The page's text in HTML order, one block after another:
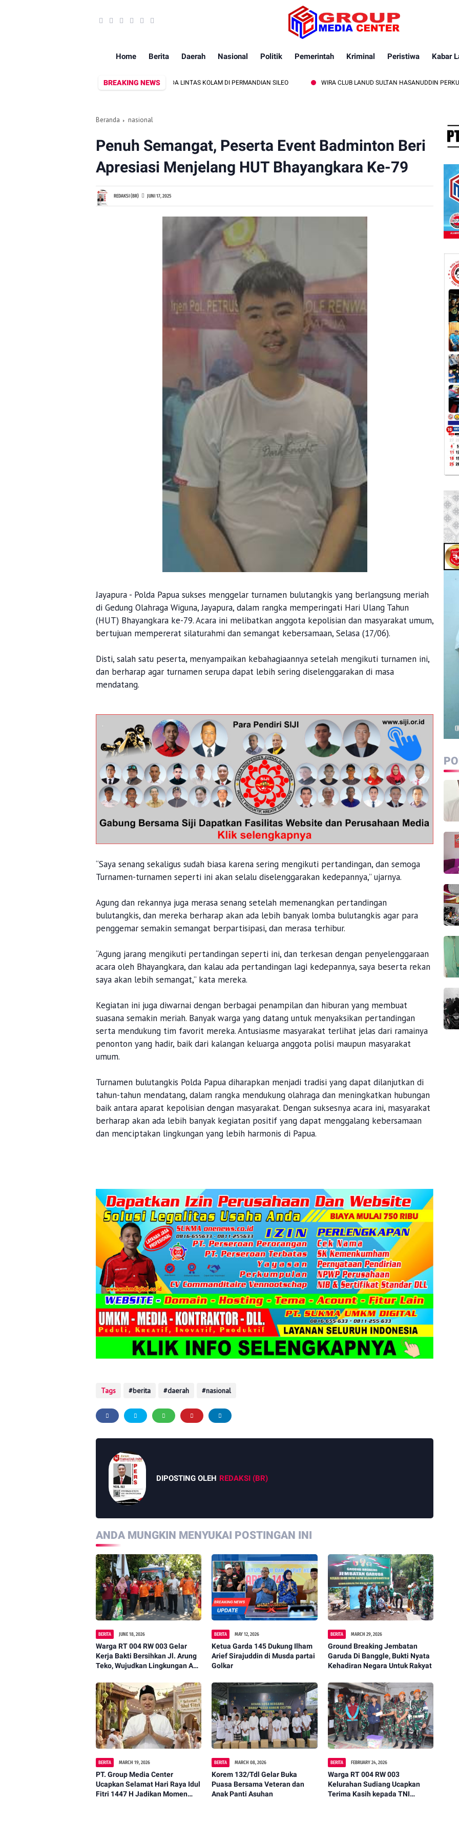
Home Berita Daerah Nasional Politik Pemerintah Kriminal Peristiwa Kabar
BREAKING NEWS
81, KODIM 1409/GOWA GELAR LOMBA SEPEDA LINTAS KOLAM DI PERMANDIAN SILEO WIRA CLUB LANUD SULTAN HASANUDDIN PERKUAT
Beranda nasional
Penuh Semangat, Peserta Event Badminton Beri
Apresiasi Menjelang HUT Bhayangkara Ke-79
REDAKSI (BR) JUNI 17, 2025
Jayapura - Polda Papua sukses menggelar turnamen bulutangkis yang berlangsung meriah
di Gedung Olahraga Wiguna, Jayapura, dalam rangka memperingati Hari Ulang Tahun
(HUT) Bhayangkara ke-79. Acara ini melibatkan anggota kepolisian dan masyarakat umum,
bertujuan mempererat silaturahmi dan semangat kebersamaan, Selasa (17/06).
Disti, salah satu peserta, menyampaikan kebahagiaannya setelah mengikuti turnamen ini,
dan berharap agar turnamen serupa dapat lebih sering diselenggarakan di masa
mendatang.
“Saya senang sekaligus sudah biasa karena sering mengikuti pertandingan, dan semoga
Turnamen-turnamen seperti ini akan selalu diselenggarakan kedepannya,” ujarnya.
Agung dan rekannya juga merasa senang setelah memenangkan pertandingan
bulutangkis, dan mereka berharap akan ada lebih banyak lomba bulutangkis agar para
penggemar semakin semangat berpartisipasi, dan merasa terhibur.
“Agung jarang mengikuti pertandingan seperti ini, dan terkesan dengan penyelenggaraan
acara oleh Bhayangkara, dan kalau ada pertandingan lagi kedepannya, saya beserta rekan
saya akan lebih semangat,” kata mereka.
Kegiatan ini juga diwarnai dengan berbagai penampilan dan hiburan yang membuat
suasana semakin meriah. Banyak warga yang datang untuk menyaksikan pertandingan
serta mendukung tim favorit mereka. Antusiasme masyarakat terlihat jelas dari ramainya
penonton yang hadir, baik dari kalangan keluarga anggota polisi maupun masyarakat
umum.
Turnamen bulutangkis Polda Papua diharapkan menjadi tradisi yang dapat dilanjutkan di
tahun-tahun mendatang, dalam rangka mendukung olahraga dan meningkatkan hubungan
baik antara aparat kepolisian dengan masyarakat. Dengan suksesnya acara ini, masyarakat
berharap akan ada lebih banyak kegiatan positif yang dapat menggalang kebersamaan
dan menciptakan lingkungan yang lebih harmonis di Papua.
Tags berita daerah nasional
DIPOSTING OLEH REDAKSI (BR)
ANDA MUNGKIN MENYUKAI POSTINGAN INI
BERITA JUNE 18, 2026
Warga RT 004 RW 003 Gelar
Kerja Bakti Bersihkan Jl. Arung
Teko, Wujudkan Lingkungan Asri
BERITA MAY 12, 2026
Ketua Garda 145 Dukung Ilham
Arief Sirajuddin di Musda partai
Golkar
BERITA MARCH 29, 2026
Ground Breaking Jembatan
Garuda Di Banggle, Bukti Nyata
Kehadiran Negara Untuk Rakyat
BERITA MARCH 19, 2026
PT. Group Media Center
Ucapkan Selamat Hari Raya Idul
Fitri 1447 H Jadikan Momen
BERITA MARCH 08, 2026
Korem 132/Tdl Gelar Buka
Puasa Bersama Veteran dan
Anak Panti Asuhan
BERITA FEBRUARY 24, 2026
Warga RT 004 RW 003
Kelurahan Sudiang Ucapkan
Terima Kasih kepada TNI